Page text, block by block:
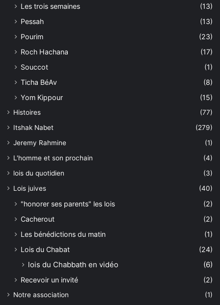
Les trois semaines
(13)
Pessah
(13)
Pourim
(23)
Roch Hachana
(17)
Souccot
(1)
Ticha BéAv
(8)
Yom Kippour
(15)
Histoires
(77)
Itshak Nabet
(279)
Jeremy Rahmine
(1)
L'homme et son prochain
(4)
lois du quotidien
(3)
Lois juives
(40)
"honorer ses parents" les lois
(2)
Cacherout
(2)
Les bénédictions du matin
(1)
Lois du Chabat
(24)
lois du Chabbath en vidéo (6)
Recevoir un invité (2)
Notre association
(1)